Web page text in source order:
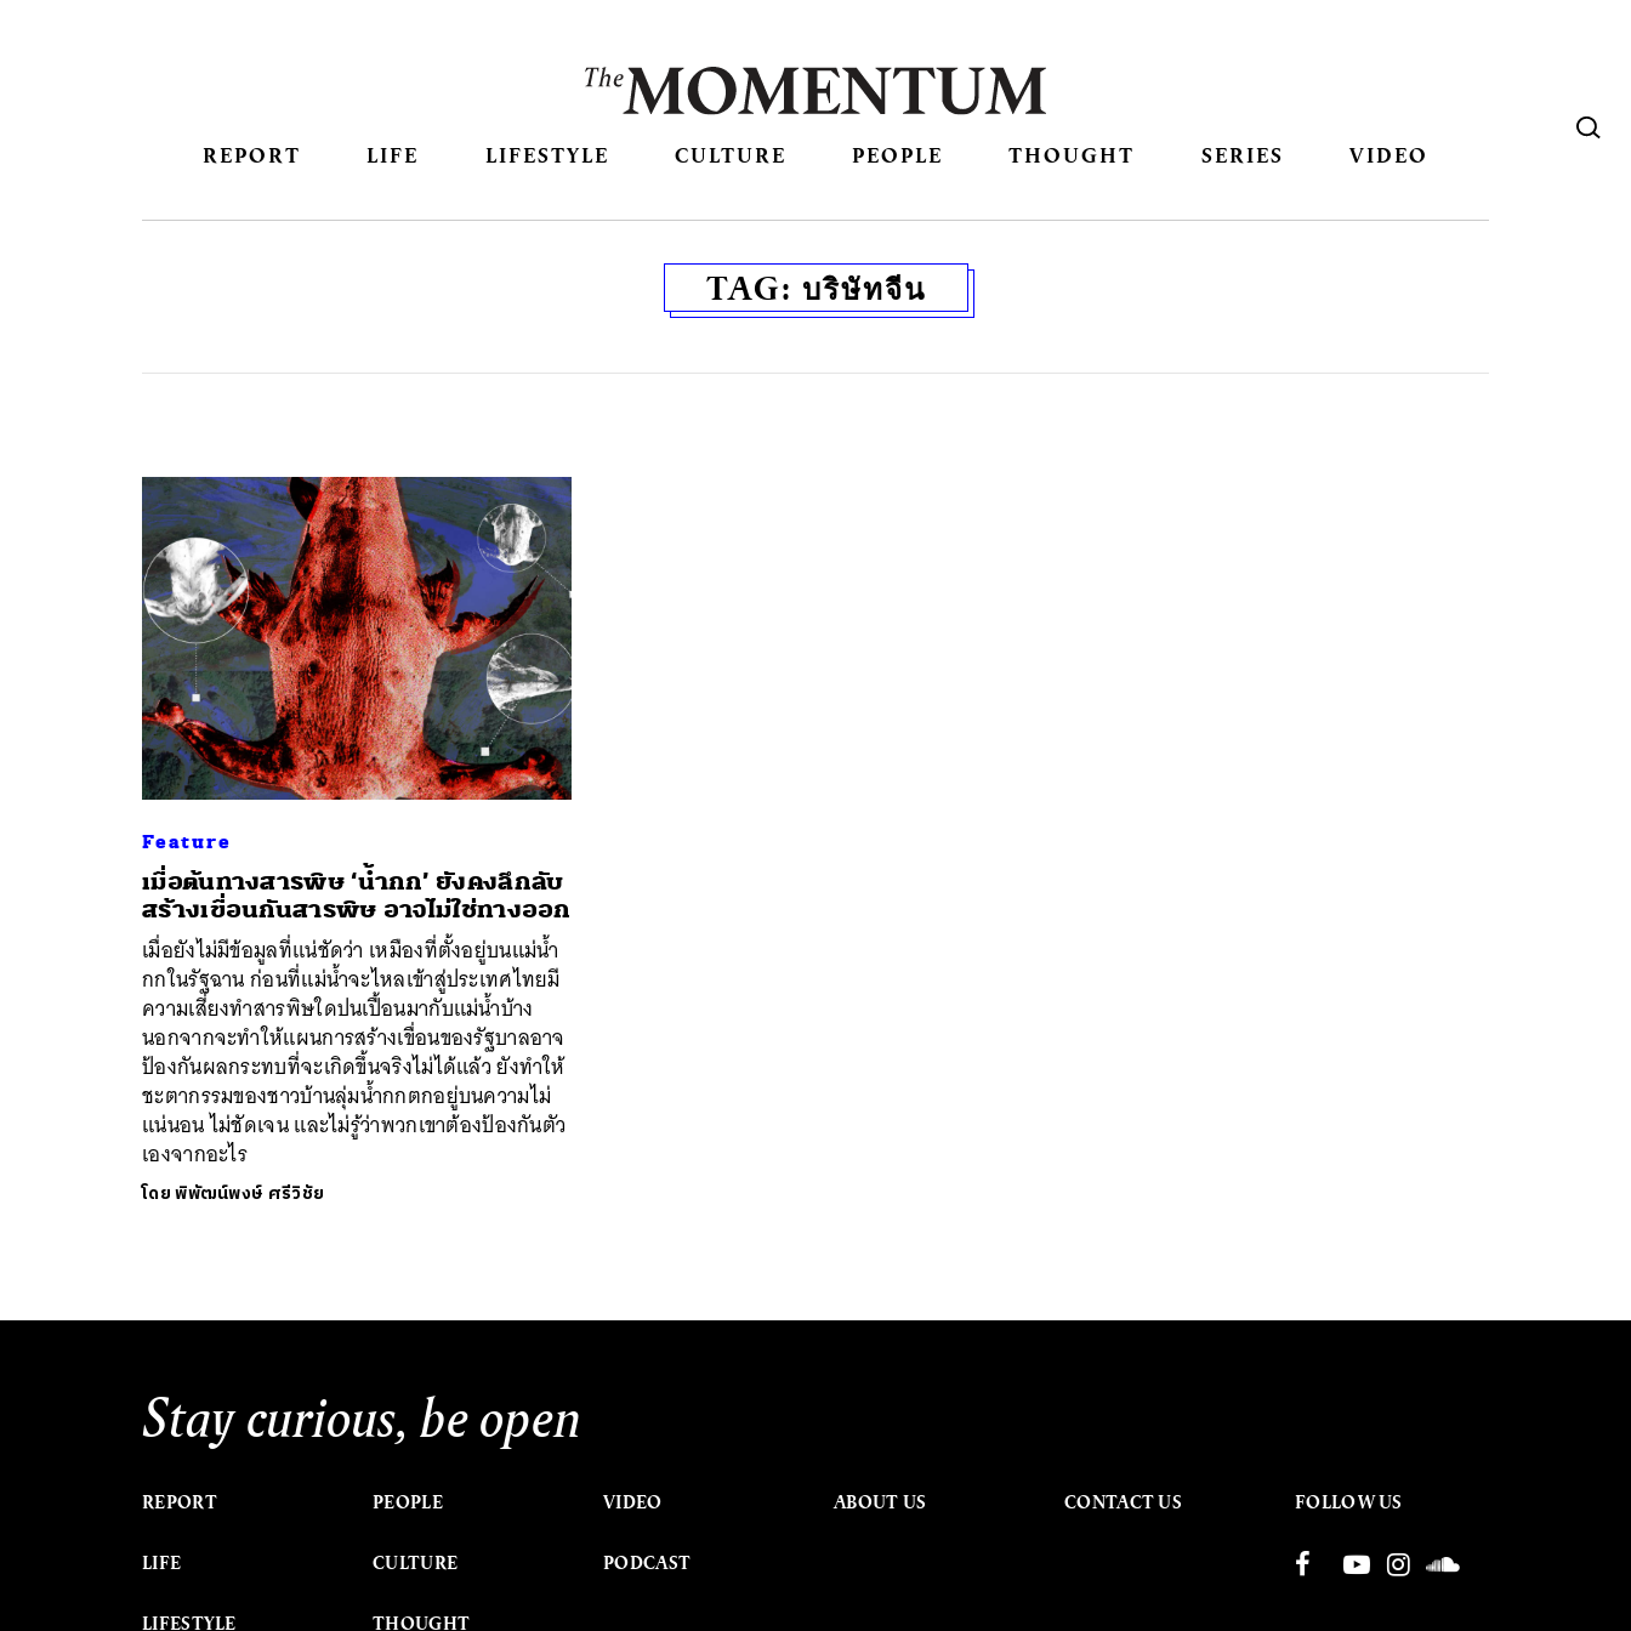
REPORT LIFE LIFESTYLE CULTURE PEOPLE THOUGHT SERIES VIDEO
TAG: บริษัทจีน
Feature
เมื่อต้นทางสารพิษ ‘น้ำกก’ ยังคงลึกลับ
สร้างเขื่อนกันสารพิษ อาจไม่ใช่ทางออก
เมื่อยังไม่มีข้อมูลที่แน่ชัดว่า เหมืองที่ตั้งอยู่บนแม่น้ำ
กกในรัฐฉาน ก่อนที่แม่น้ำจะไหลเข้าสู่ประเทศไทยมี
ความเสี่ยงทำสารพิษใดปนเปื้อนมากับแม่น้ำบ้าง
นอกจากจะทำให้แผนการสร้างเขื่อนของรัฐบาลอาจ
ป้องกันผลกระทบที่จะเกิดขึ้นจริงไม่ได้แล้ว ยังทำให้
ชะตากรรมของชาวบ้านลุ่มน้ำกกตกอยู่บนความไม่
แน่นอน ไม่ชัดเจน และไม่รู้ว่าพวกเขาต้องป้องกันตัว
เองจากอะไร
โดยพิพัฒน์พงษ์ ศรีวิชัย
Stay curious, be open
REPORT
LIFE
LIFESTYLE
PEOPLE
CULTURE
THOUGHT
VIDEO
PODCAST
ABOUT US CONTACT US FOLLOW US
ค้นหา